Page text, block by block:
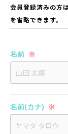
会員登録済みの方
を省略できます。
名前 ※
名前(カナ) ※